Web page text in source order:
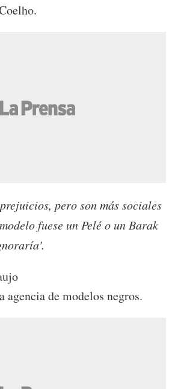
pero son más sociales
fuese un Pelé o un Barak
agencia de modelos negros.